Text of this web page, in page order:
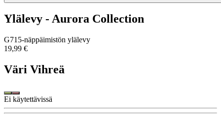
Ylälevy - Aurora Collection
G715-näppäimistön ylälevy
19,99 €
Väri Vihreä
Ei käytettävissä